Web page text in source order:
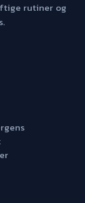
rutiner og